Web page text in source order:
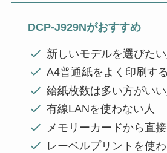
DCP-J929Nがおすすめ
新しいモデルを選びたい
A4普通紙をよく印刷す
給紙枚数は多い方がいい
有線LANを使わない人
メモリーカードから直
レーベルプリントを使